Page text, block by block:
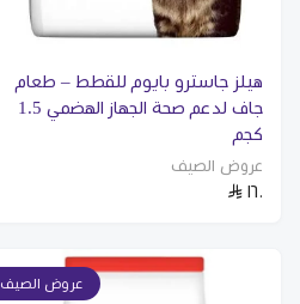
هيلز جاسترو بايوم للقطط – طعام
جاف لدعم صحة الجهاز الهضمي 1.5
كجم
عروض الصيف
١٦٠
عروض الصيف